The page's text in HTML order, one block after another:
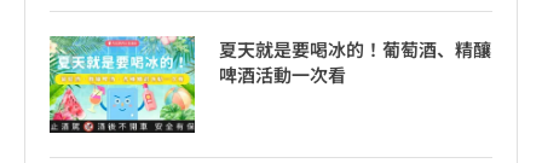
夏天就是要喝冰的！葡萄酒、精釀
啤酒活動一次看